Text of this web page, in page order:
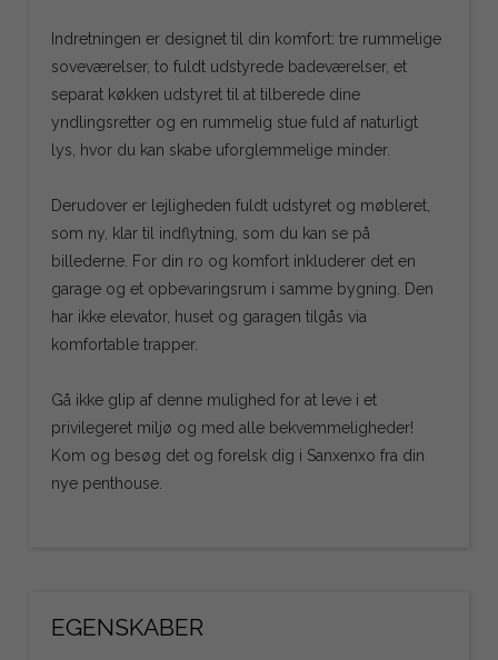
Indretningen er designet til din komfort: tre rummelige
soveværelser, to fuldt udstyrede badeværelser, et
separat køkken udstyret til at tilberede dine
yndlingsretter og en rummelig stue fuld af naturligt
lys, hvor du kan skabe uforglemmelige minder.
Derudover er lejligheden fuldt udstyret og møbleret,
som ny, klar til indflytning, som du kan se på
billederne. For din ro og komfort inkluderer det en
garage og et opbevaringsrum i samme bygning. Den
har ikke elevator, huset og garagen tilgås via
komfortable trapper.
Gå ikke glip af denne mulighed for at leve i et
privilegeret miljø og med alle bekvemmeligheder!
Kom og besøg det og forelsk dig i Sanxenxo fra din
nye penthouse.
EGENSKABER